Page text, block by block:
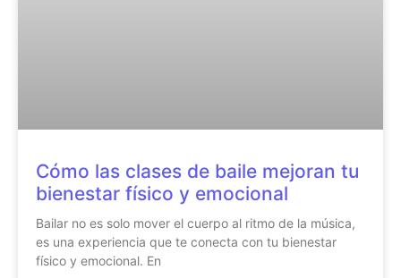
Cómo las clases de baile mejoran tu
bienestar físico y emocional
Bailar no es solo mover el cuerpo al ritmo de la música,
es una experiencia que te conecta con tu bienestar
físico y emocional. En